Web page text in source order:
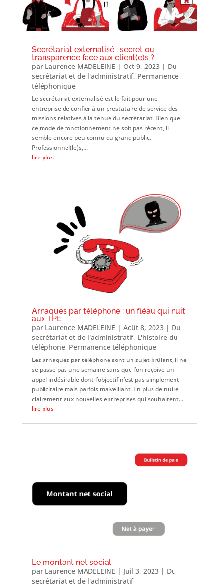
Secrétariat externalisé : secret ou
transparence face aux client(e)s ?
par Laurence MADELEINE | Oct 9, 2023| Du
secrétariat et de l'administratif, Permanence
téléphonique
Le secrétariat externalisé est le fait pour une
entreprise de confier à un prestataire de service des
missions relatives à la tenue du secrétariat. Bien que
ce mode de fonctionnement ne soit pas récent, il
semble encore peu connu du grand public.
Professionnel(le)s,...
lire plus
Arnaques par téléphone : un fléau qui nuit
aux TPE
par Laurence MADELEINE | Août 8, 2023| Du
secrétariat et de l'administratif, L'histoire du
téléphone, Permanence téléphonique
Les arnaques par téléphone sont un sujet brûlant, il ne
se passe pas une semaine sans que l’on reçoive un
appel indésirable dont l’objectif n’est pas simplement
publicitaire mais parfois malveillant. En plus de nuire
clairement aux nouvelles entreprises qui souhaitent...
lire plus
Le montant net social
par Laurence MADELEINE | Juil 3, 2023| Du
secrétariat et de l'administratif